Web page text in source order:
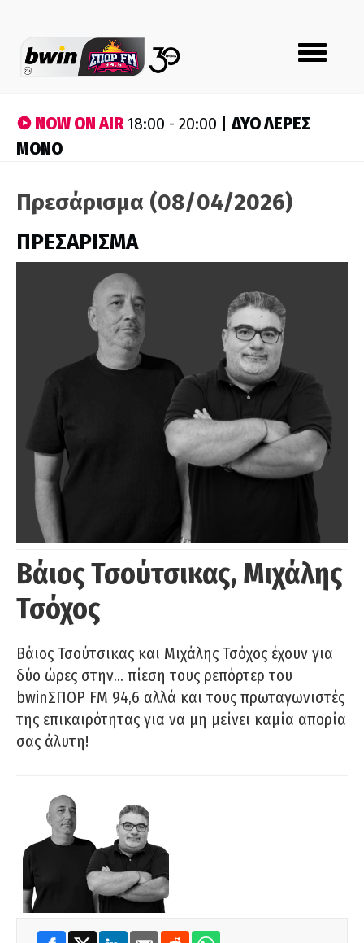
Toggle
navigation
NOW ON AIR18:00 - 20:00 |ΔΥΟ ΛΕΡΕΣ
ΜΟΝΟ
Πρεσάρισμα (08/04/2026)
ΠΡΕΣΑΡΙΣΜΑ
Βάιος Τσούτσικας, Μιχάλης
Τσόχος
Βάιος Τσούτσικας και Μιχάλης Τσόχος έχουν για
δύο ώρες στην… πίεση τους ρεπόρτερ του
bwinΣΠΟΡ FM 94,6 αλλά και τους πρωταγωνιστές
της επικαιρότητας για να μη μείνει καμία απορία
σας άλυτη!